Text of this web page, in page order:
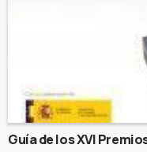
Guía de los XVI